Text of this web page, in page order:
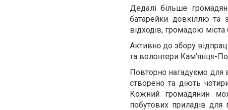
Дедалі більше
батарейки довкіллю та
відходів, громадою
Активно до збору
та волонтери Кам’янця-
Повторно нагадуємо для
створено та діють
Кожний громадянин
побутових приладів для